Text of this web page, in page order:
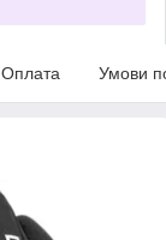
Оплата Умови